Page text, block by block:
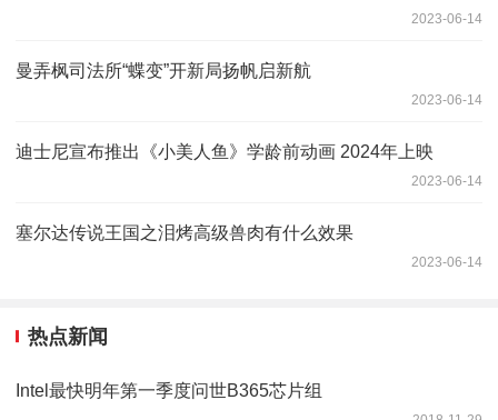
2023-06-14
曼弄枫司法所“蝶变”开新局扬帆启新航
2023-06-14
迪士尼宣布推出《小美人鱼》学龄前动画 2024年上映
2023-06-14
塞尔达传说王国之泪烤高级兽肉有什么效果
2023-06-14
热点新闻
Intel最快明年第一季度问世B365芯片组